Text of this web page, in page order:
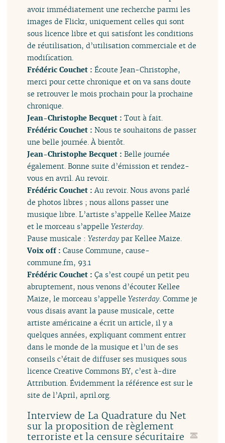
avoir immédiatement une recherche parmi les
images de Flickr, uniquement celles qui sont
sous licence libre et qui satisfont les conditions
de réutilisation, d’utilisation commerciale et de
modification.
Frédéric Couchet :Écoute Jean-Christophe,
merci pour cette chronique et on va sans doute
se retrouver le mois prochain pour la prochaine
chronique.
Jean-Christophe Becquet :Tout à fait.
Frédéric Couchet :Nous te souhaitons de passer
une belle journée. À bientôt.
Jean-Christophe Becquet :Belle journée
également. Bonne suite d’émission et rendez-
vous en avril. Au revoir.
Frédéric Couchet :Au revoir. Nous avons parlé
de photos libres ; nous allons passer une
musique libre. L’artiste s’appelle Kellee Maize
et le morceau s’appelleYesterday.
Pause musicale :Yesterday par Kellee Maize.
Voix off :Cause Commune, cause-
commune.fm, 93.1
Frédéric Couchet :Ça s’est coupé un petit peu
abruptement, nous venons d’écouter Kellee
Maize, le morceau s’appelleYesterday. Comme je
vous disais avant la pause musicale, cette
artiste américaine a écrit un article, il y a
quelques années, expliquant comment entrer
dans le monde de la musique et l’un de ses
conseils c’était de diffuser ses musiques sous
licence Creative Commons BY, c’est à-dire
Attribution. Évidemment la référence est sur le
site de l’April, april.org.
Interview de La Quadrature du Net
sur la proposition de règlement
terroriste et la censure sécuritaire